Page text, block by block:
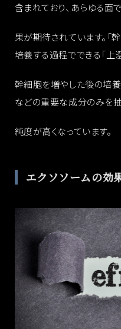
含まれており、あらゆる面
果が期待されています。「
培養する過程でできる「上
幹細胞を増やした後の培
などの重要な成分のみを
純度が高くなっています。
エクソソームの効